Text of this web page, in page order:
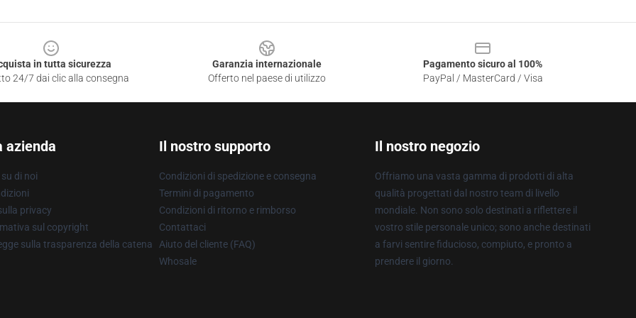
in tutta sicurezza
24/7 dai clic alla consegna
Garanzia internazionale
Offerto nel paese di utilizzo
Pagamento sicuro al 100%
PayPal / MasterCard / Visa
azienda
di noi
privacy
sul copyright
sulla trasparenza della catena
Il nostro supporto
Condizioni di spedizione e consegna
Termini di pagamento
Condizioni di ritorno e rimborso
Contattaci
Aiuto del cliente (FAQ)
Whosale
Il nostro negozio
Offriamo una vasta gamma di prodotti di alta
qualità progettati dal nostro team di livello
mondiale. Non sono solo destinati a riflettere il
vostro stile personale unico; sono anche destinati
a farvi sentire fiducioso, compiuto, e pronto a
prendere il giorno.